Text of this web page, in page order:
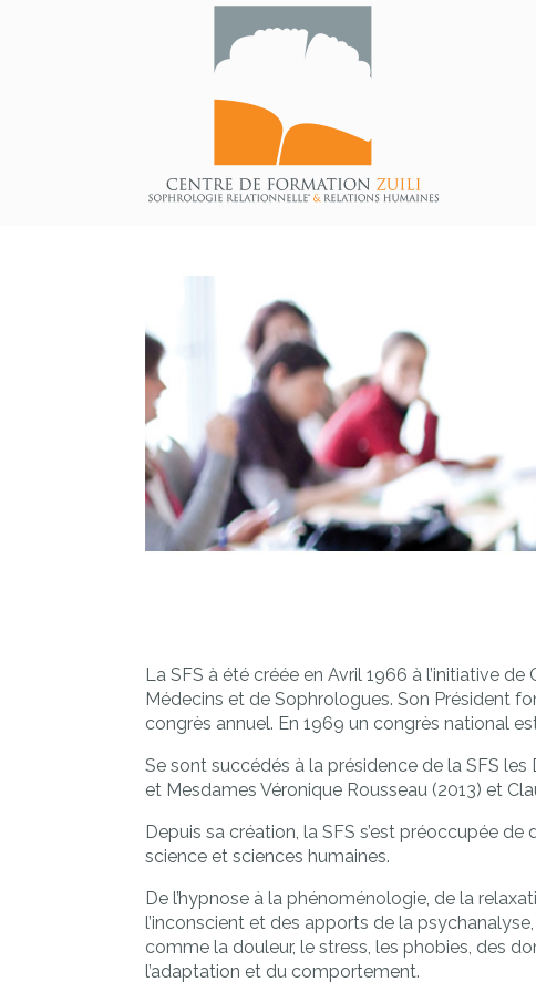
La SFS à été créée en Avril 1966 à l’initiative
Médecins et de Sophrologues. Son Président
congrès annuel. En 1969 un congrès national
Se sont succédés à la présidence de la SFS
et Mesdames Véronique Rousseau (2013) et
Depuis sa création, la SFS s’est préoccupée
science et sciences humaines.
De l’hypnose à la phénoménologie, de la
l’inconscient et des apports de la
comme la douleur, le stress, les phobies, des
l’adaptation et du comportement.